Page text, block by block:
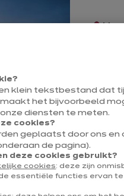
Rue
klein tekstbestand dat
het bijvoorbeeld
diensten te meten.
cookies?
geplaatst door ons en
de pagina).
deze cookies gebruikt?
cookies: deze zijn
essentiële functies ervan